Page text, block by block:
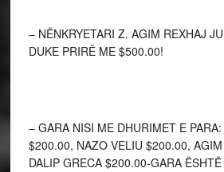
– NËNKRYETARI Z. AGIM REXHAJ
DUKE PRIRË ME $500.00!
– GARA NISI ME DHURIMET E
$200.00, NAZO VELIU $200.00,
DALIP GRECA $200.00-GARA